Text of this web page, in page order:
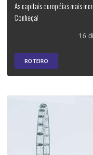
As capitais européias mais
Conheça!
16
ROTEIRO